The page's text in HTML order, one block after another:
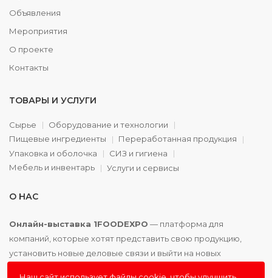
Объявления
Мероприятия
О проекте
Контакты
ТОВАРЫ И УСЛУГИ
Сырье
Оборудование и технологии
Пищевые ингредиенты
Переработанная продукция
Упаковка и оболочка
СИЗ и гигиена
Мебель и инвентарь
Услуги и сервисы
О НАС
Онлайн-выставка 1FOODEXPO — платформа для
компаний, которые хотят представить свою продукцию,
установить новые деловые связи и выйти на новых